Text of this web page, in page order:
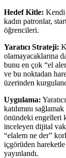
Hedef Kitle: Kendi
kadın patronlar,
öğrencileri.
Yaratıcı Strateji:
olamayacaklarına
bunu en çok “el
ve bu noktadan
üzerinden
Uygulama:
katılımını
önündeki engelleri
inceleyen dijital
“elalem ne der”
içgörüden
yayınlandı.